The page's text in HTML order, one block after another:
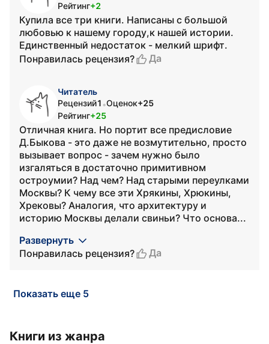
Рейтинг+2
Купила все три книги. Написаны с большой
любовью к нашему городу,к нашей истории.
Единственный недостаток - мелкий шрифт.
Понравилась рецензия?
Да
Читатель
Рецензий1 •Оценок+25
Рейтинг+25
Отличная книга. Но портит все предисловие
Д.Быкова - это даже не возмутительно, просто
вызывает вопрос - зачем нужно было
изгаляться в достаточно примитивном
остроумии? Над чем? Над старыми переулками
Москвы? К чему все эти Хрякины, Хрюкины,
Хрековы? Аналогия, что архитектуру и
историю Москвы делали свиньи? Что основа...
Развернуть
Понравилась рецензия?
Да
Показать еще 5
Книги из жанра